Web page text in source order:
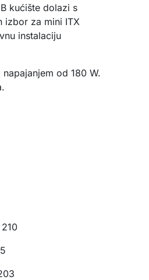
kućište dolazi s
izbor za mini ITX
instalaciju
od 180 W.
210